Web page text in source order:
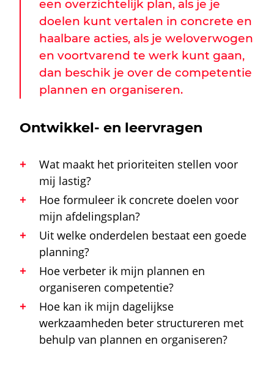
een overzichtelijk plan, als je je
doelen kunt vertalen in concrete en
haalbare acties, als je weloverwogen
en voortvarend te werk kunt gaan,
dan beschik je over de competentie
plannen en organiseren.
Ontwikkel- en leervragen
Wat maakt het prioriteiten stellen voor
mij lastig?
Hoe formuleer ik concrete doelen voor
mijn afdelingsplan?
Uit welke onderdelen bestaat een goede
planning?
Hoe verbeter ik mijn plannen en
organiseren competentie?
Hoe kan ik mijn dagelijkse
werkzaamheden beter structureren met
behulp van plannen en organiseren?